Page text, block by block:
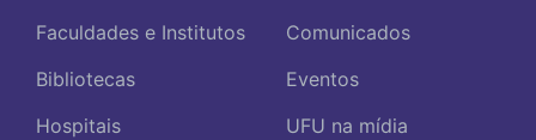
Faculdades e Institutos
Bibliotecas
Hospitais
Comunicados
Eventos
UFU na mídia